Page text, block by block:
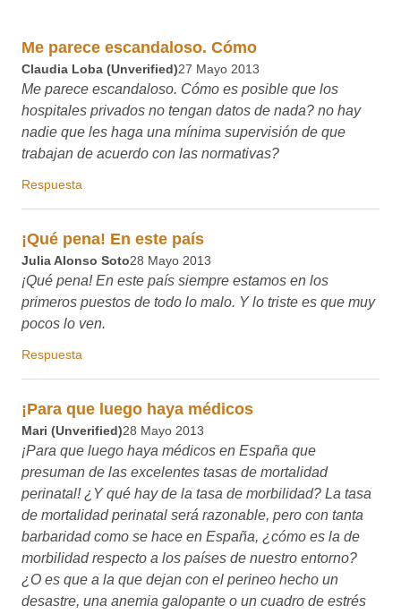
puestos de todo lo malo. Y lo triste es que muy pocos lo ven.
Respuesta
¡Para que luego haya médicos
Mari (unverified)28 Mayo 2013
¡Para que luego haya médicos en España que presuman de
las excelentes tasas de mortalidad perinatal! ¿Y qué hay de
razonable, pero con tanta barbaridad como se hace en
España, ¿cómo es la de morbilidad respecto a los países de
nuestro entorno? ¿O es que a la que dejan con el perineo
hecho un desastre, una anemia galopante o un cuadro de
estrés postraumático sin haber ninguna necesidad para ello
no tiene derecho a salir en los recuentos de los papeles
oficiales? ¿Y el niño que no ha podido mamar por que han
dejado a su madre hecha unos zorros? ¿Y...? ¡Por Dios! La
cuestión es que en España hay demasiadas papeletas para
acabar rajada por arriba o por abajo por que sí, se hace
sufrir a la madre y al niño innecesariamente...
Seguramente si una embarazada valenciana viajara a
Dinamarca se curaría milagrosamente de esa incapacidad
innata de las mujeres españolas para ponerse de parto y
tener al niño por sí solas sin acabar rajada. A este paso,
Dinamarca va a convertirse en el Lourdes de los partos.
Respuesta